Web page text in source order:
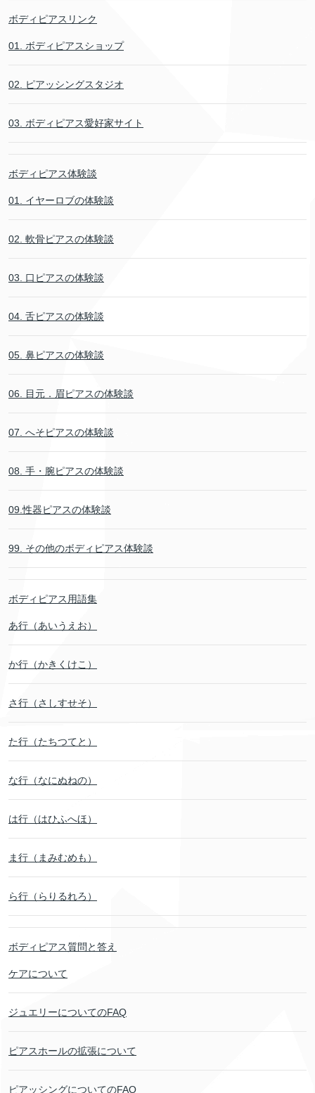
ボディピアスリンク
01. ボディピアスショップ
02. ピアッシングスタジオ
03. ボディピアス愛好家サイト
ボディピアス体験談
01. イヤーロブの体験談
02. 軟骨ピアスの体験談
03. 口ピアスの体験談
04. 舌ピアスの体験談
05. 鼻ピアスの体験談
06. 目元．眉ピアスの体験談
07. へそピアスの体験談
08. 手・腕ピアスの体験談
09.性器ピアスの体験談
99. その他のボディピアス体験談
ボディピアス用語集
あ行（あいうえお）
か行（かきくけこ）
さ行（さしすせそ）
た行（たちつてと）
な行（なにぬねの）
は行（はひふへほ）
ま行（まみむめも）
ら行（らりるれろ）
ボディピアス質問と答え
ケアについて
ジュエリーについてのFAQ
ピアスホールの拡張について
ピアッシングについてのFAQ